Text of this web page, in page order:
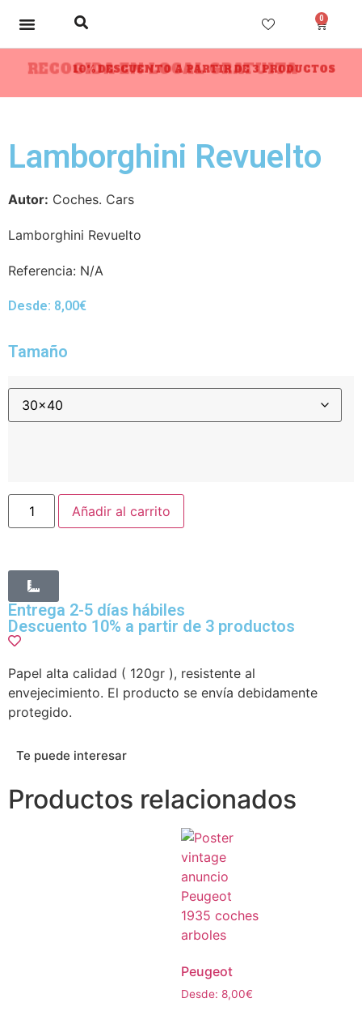
0
10% DESCUENTO A PARTIR DE 3 PRODUCTOS
RECOGIDA EN LOCAL GRATUITA
Lamborghini Revuelto
Autor: Coches. Cars
Lamborghini Revuelto
Referencia: N/A
Desde: 8,00€
Tamaño
Añadir al carrito
Entrega 2-5 días hábiles
Descuento 10% a partir de 3 productos
Papel alta calidad ( 120gr ), resistente al
envejecimiento. El producto se envía debidamente
protegido.
Te puede interesar
Productos relacionados
Peugeot
Desde: 8,00€